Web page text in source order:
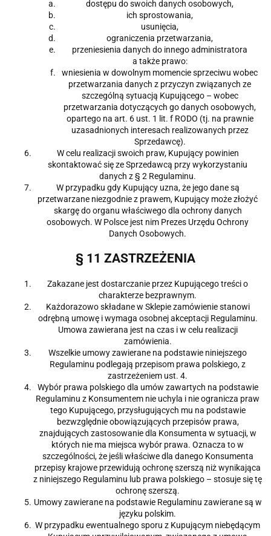
dostępu do swoich danych osobowych,
ich sprostowania,
usunięcia,
ograniczenia przetwarzania,
przeniesienia danych do innego administratora
a także prawo:
wniesienia w dowolnym momencie sprzeciwu wobec
przetwarzania danych z przyczyn związanych ze
szczególną sytuacją Kupującego – wobec
przetwarzania dotyczących go danych osobowych,
opartego na art. 6 ust. 1 lit. f RODO (tj. na prawnie
uzasadnionych interesach realizowanych przez
Sprzedawcę).
W celu realizacji swoich praw, Kupujący powinien
skontaktować się ze Sprzedawcą przy wykorzystaniu
danych z § 2 Regulaminu.
W przypadku gdy Kupujący uzna, że jego dane są
przetwarzane niezgodnie z prawem, Kupujący może złożyć
skargę do organu właściwego dla ochrony danych
osobowych. W Polsce jest nim Prezes Urzędu Ochrony
Danych Osobowych.
§ 11 ZASTRZEŻENIA
Zakazane jest dostarczanie przez Kupującego treści o
charakterze bezprawnym.
Każdorazowo składane w Sklepie zamówienie stanowi
odrębną umowę i wymaga osobnej akceptacji Regulaminu.
Umowa zawierana jest na czas i w celu realizacji
zamówienia.
Wszelkie umowy zawierane na podstawie niniejszego
Regulaminu podlegają przepisom prawa polskiego, z
zastrzeżeniem ust. 4.
Wybór prawa polskiego dla umów zawartych na podstawie
Regulaminu z Konsumentem nie uchyla i nie ogranicza praw
tego Kupującego, przysługujących mu na podstawie
bezwzględnie obowiązujących przepisów prawa,
znajdujących zastosowanie dla Konsumenta w sytuacji, w
których nie ma miejsca wybór prawa. Oznacza to w
szczególności, że jeśli właściwe dla danego Konsumenta
przepisy krajowe przewidują ochronę szerszą niż wynikająca
z niniejszego Regulaminu lub prawa polskiego – stosuje się tę
ochronę szerszą.
Umowy zawierane na podstawie Regulaminu zawierane są w
języku polskim.
W przypadku ewentualnego sporu z Kupującym niebędącym